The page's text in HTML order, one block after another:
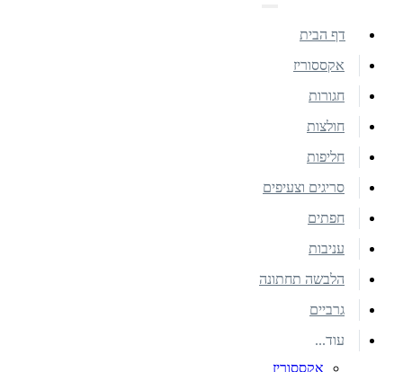
דף הבית
אקססוריז
חגורות
חולצות
חליפות
סריגים וצעיפים
חפתים
עניבות
הלבשה תחתונה
גרביים
עוד...
אקססוריז